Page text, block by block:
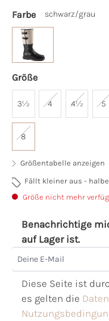
Farbe schwarz/grau
Größe
3½ 4 4½ 5
8
Größentabelle anzeigen
Fällt kleiner aus -
Größe nicht mehr
Benachrichtige
auf Lager ist.
Deine E-Mail
Diese Seite ist
es gelten die